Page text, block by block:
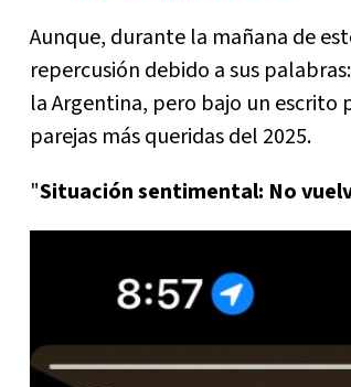
Aunque, durante la mañana de
repercusión debido a sus
la Argentina, pero bajo un escrito
parejas más queridas del 2025.
"Situación sentimental: No